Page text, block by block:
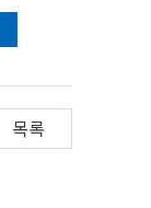
목록